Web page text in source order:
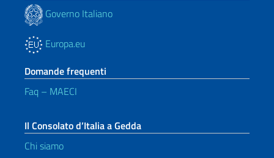
Governo Italiano
Europa.eu
Domande frequenti
Faq – MAECI
Il Consolato d’Italia a Gedda
Chi siamo